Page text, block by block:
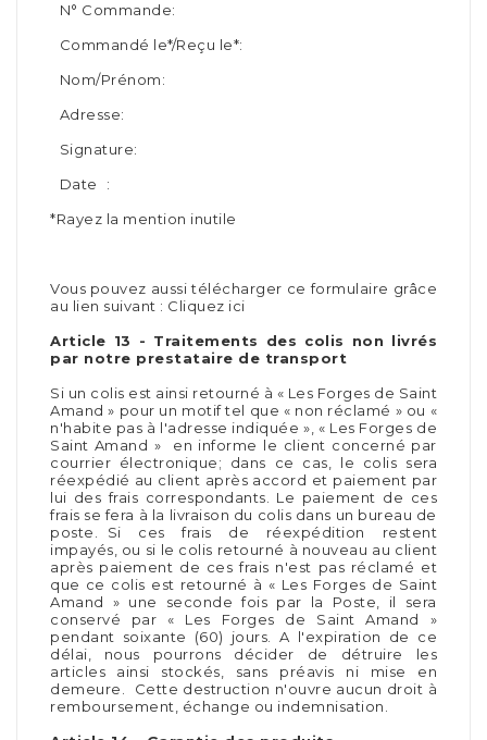
N° Commande:
Commandé le*/Reçu le*:
Nom/Prénom:
Adresse:
Signature:
Date :
*Rayez la mention inutile
Vous pouvez aussi télécharger ce formulaire grâce
au lien suivant : Cliquez ici
Article 13 - Traitements des colis non livrés
par notre prestataire de transport
Si un colis est ainsi retourné à « Les Forges de Saint
Amand » pour un motif tel que « non réclamé » ou «
n'habite pas à l'adresse indiquée », « Les Forges de
Saint Amand » en informe le client concerné par
courrier électronique; dans ce cas, le colis sera
réexpédié au client après accord et paiement par
lui des frais correspondants. Le paiement de ces
frais se fera à la livraison du colis dans un bureau de
poste. Si ces frais de réexpédition restent
impayés, ou si le colis retourné à nouveau au client
après paiement de ces frais n'est pas réclamé et
que ce colis est retourné à « Les Forges de Saint
Amand » une seconde fois par la Poste, il sera
conservé par « Les Forges de Saint Amand »
pendant soixante (60) jours. A l'expiration de ce
délai, nous pourrons décider de détruire les
articles ainsi stockés, sans préavis ni mise en
demeure. Cette destruction n'ouvre aucun droit à
remboursement, échange ou indemnisation.